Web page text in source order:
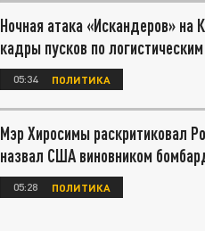
Ночная атака «Искандеров» на
кадры пусков по
05:34 ПОЛИТИКА
Мэр Хиросимы раскритиковал
назвал США виновником
05:28 ПОЛИТИКА